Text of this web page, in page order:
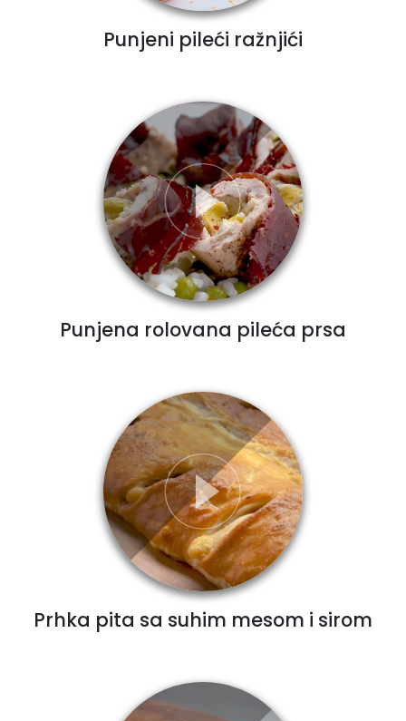
Punjeni pileći ražnjići
Punjena rolovana pileća prsa
Prhka pita sa suhim mesom i sirom